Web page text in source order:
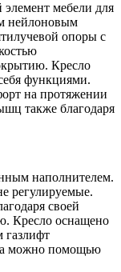
мебели для
нейлоновым
опоры с
Кресло
функциями.
на протяжении
также благодаря
наполнителем.
регулируемые.
своей
Кресло оснащено
газлифт
можно помощью